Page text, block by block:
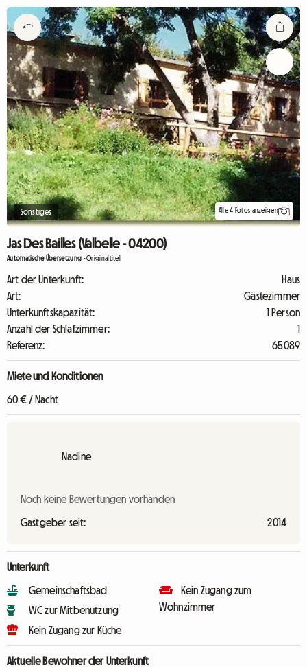
Sonstiges Alle 4 Fotos anzeigen
Jas Des Bailles (Valbelle - 04200)
Automatische Übersetzung -Originaltitel
Art der Unterkunft:
Haus
Art:
Gästezimmer
Unterkunftskapazität:
1 Person
Anzahl der Schlafzimmer:
1
Referenz:
65089
Miete und Konditionen
60 € / Nacht
Nadine
Noch keine Bewertungen vorhanden
Gastgeber seit: 2014
Unterkunft
Gemeinschaftsbad
WC zur Mitbenutzung
Kein Zugang zur Küche
Kein Zugang zum
Wohnzimmer
Aktuelle Bewohner der Unterkunft